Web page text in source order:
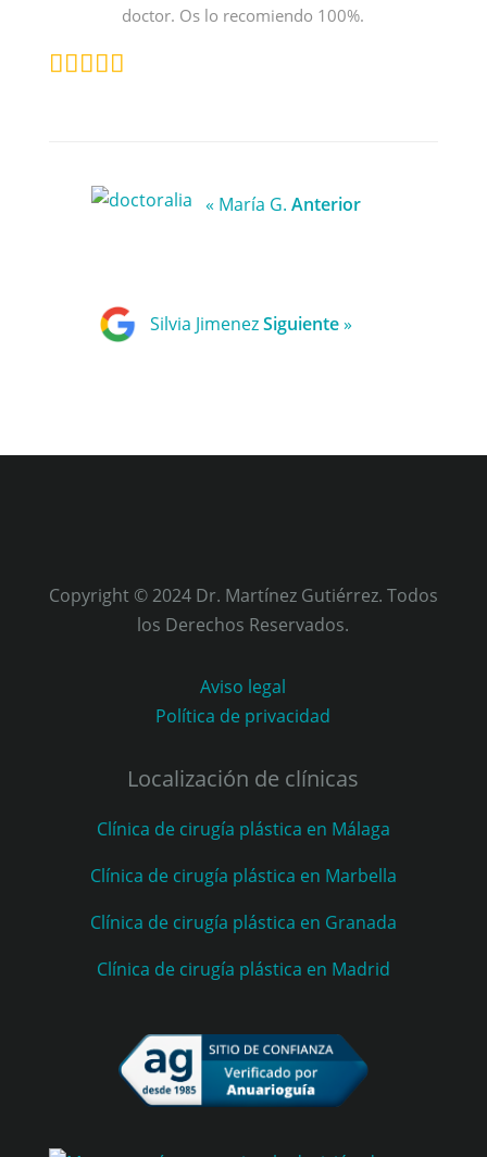
doctor. Os lo recomiendo 100%.
« María G. Anterior
Silvia JimenezSiguiente»
Copyright © 2024 Dr. Martínez Gutiérrez. Todos
los Derechos Reservados.
Aviso legal
Política de privacidad
Localización de clínicas
Clínica de cirugía plástica en Málaga
Clínica de cirugía plástica en Marbella
Clínica de cirugía plástica en Granada
Clínica de cirugía plástica en Madrid